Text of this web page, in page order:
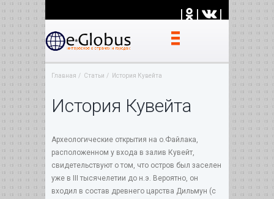
| | |
Главная Статьи История Кувейта
История Кувейта
Археологические открытия на о.Файлака,
расположенном у входа в залив Кувейт,
свидетельствуют о том, что остров был заселен
уже в III тысячелетии до н.э. Вероятно, он
входил в состав древнего царства Дильмун (с